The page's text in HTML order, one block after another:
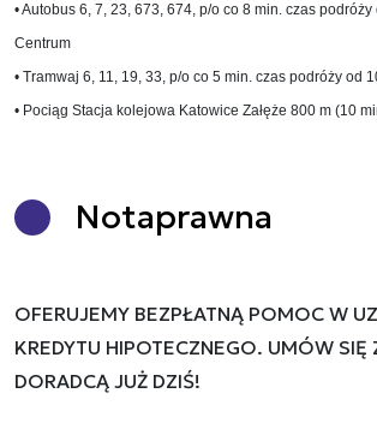
• Autobus 6, 7, 23, 673, 674, p/o co 8 min. czas
Centrum
• Tramwaj 6, 11, 19, 33, p/o co 5 min. czas podróży od
• Pociąg Stacja kolejowa Katowice Załęże 800 m (10
Notaprawna
OFERUJEMY BEZPŁATNĄ POMOC W
KREDYTU HIPOTECZNEGO. UMÓW SIĘ
DORADCĄ JUŻ DZIŚ!